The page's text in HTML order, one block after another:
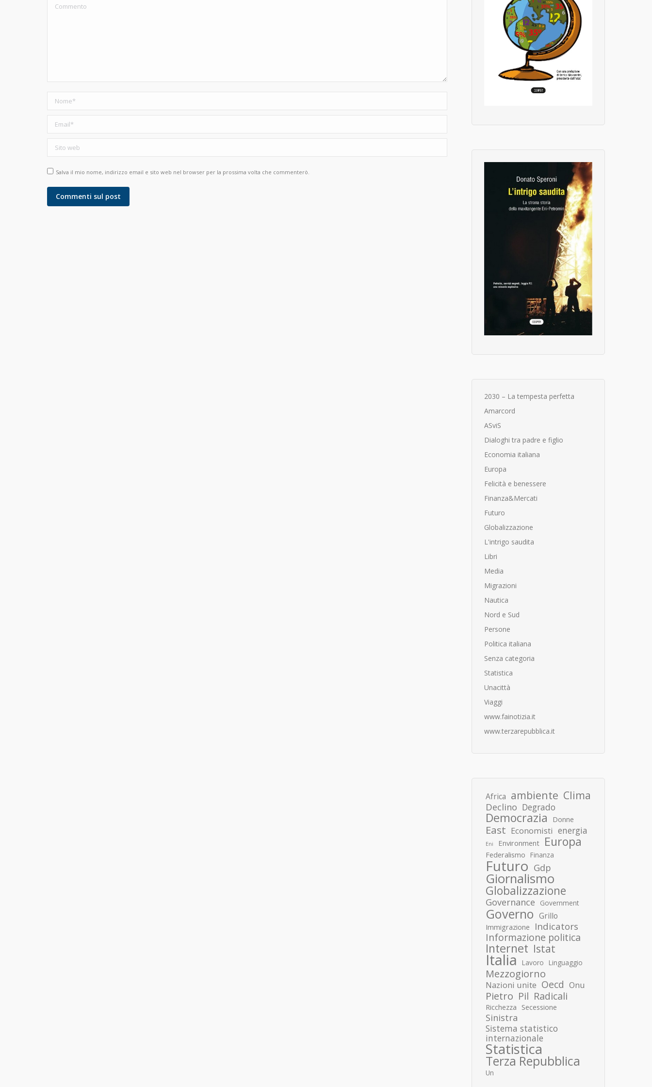
Commento
Nome *
Email *
Sito web
Salva il mio nome, indirizzo email e sito web nel browser per la prossima volta che commenterò.
Commenti sul post
2030 – La tempesta perfetta
Amarcord
ASviS
Dialoghi tra padre e figlio
Economia italiana
Europa
Felicità e benessere
Finanza&Mercati
Futuro
Globalizzazione
L'intrigo saudita
Libri
Media
Migrazioni
Nautica
Nord e Sud
Persone
Politica italiana
Senza categoria
Statistica
Unacittà
Viaggi
www.fainotizia.it
www.terzarepubblica.it
Africa ambiente Clima
Declino Degrado
Democrazia Donne
East Economisti energia
Eni Environment Europa
Federalismo Finanza
Futuro Gdp
Giornalismo
Globalizzazione
Governance Government
Governo Grillo
Immigrazione Indicators
Informazione politica
Internet Istat
Italia Lavoro Linguaggio
Mezzogiorno
Nazioni unite Oecd Onu
Pietro Pil Radicali
Ricchezza Secessione
Sinistra
Sistema statistico
internazionale
Statistica
Terza Repubblica
Un